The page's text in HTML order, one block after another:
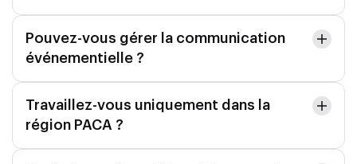
Pouvez-vous gérer la communication
événementielle ?
Travaillez-vous uniquement dans la
région PACA ?